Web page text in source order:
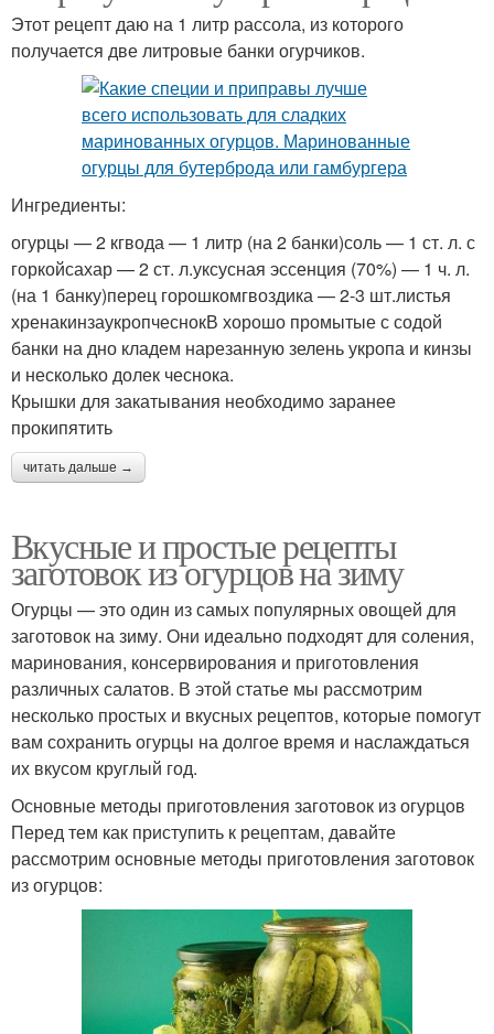
Этот рецепт даю на 1 литр рассола, из которого
получается две литровые банки огурчиков.
Ингредиенты:
огурцы — 2 кгвода — 1 литр (на 2 банки)соль — 1 ст. л. с
горкойсахар — 2 ст. л.уксусная эссенция (70%) — 1 ч. л.
(на 1 банку)перец горошкомгвоздика — 2-3 шт.листья
хренакинзаукропчеснокВ хорошо промытые с содой
банки на дно кладем нарезанную зелень укропа и кинзы
и несколько долек чеснока.
Крышки для закатывания необходимо заранее
прокипятить
читать дальше →
Вкусные и простые рецепты
заготовок из огурцов на зиму
Огурцы — это один из самых популярных овощей для
заготовок на зиму. Они идеально подходят для соления,
маринования, консервирования и приготовления
различных салатов. В этой статье мы рассмотрим
несколько простых и вкусных рецептов, которые помогут
вам сохранить огурцы на долгое время и наслаждаться
их вкусом круглый год.
Основные методы приготовления заготовок из огурцов
Перед тем как приступить к рецептам, давайте
рассмотрим основные методы приготовления заготовок
из огурцов: